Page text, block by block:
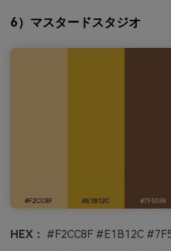
6）マスタードスタジオ
HEX： #F2CC8F #E1B12C